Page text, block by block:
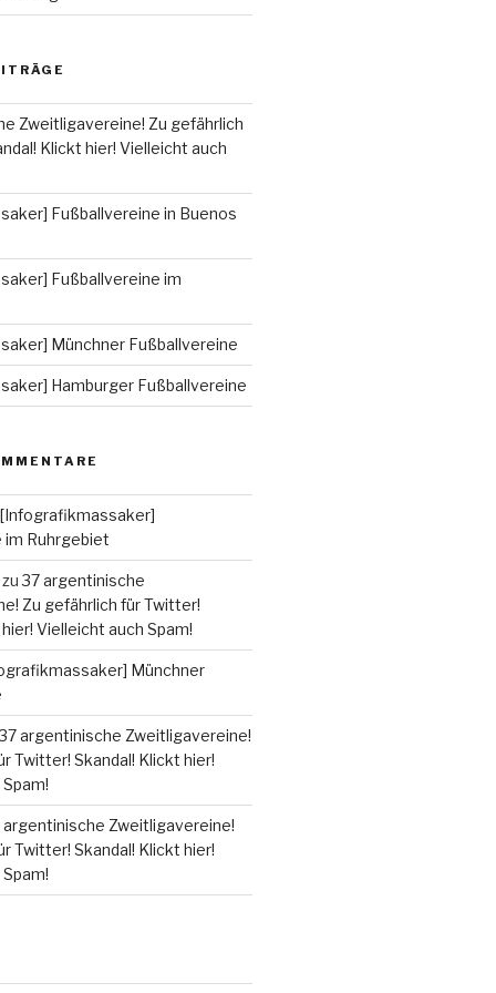
Zweitligavereine! Zu gefährlich
Klickt hier! Vielleicht auch
Fußballvereine in Buenos
Fußballvereine im
Münchner Fußballvereine
Hamburger Fußballvereine
[Infografikmassaker]
im Ruhrgebiet
37 argentinische
Zu gefährlich für Twitter!
Vielleicht auch Spam!
Münchner
argentinische Zweitligavereine!
Twitter! Skandal! Klickt hier!
argentinische Zweitligavereine!
Twitter! Skandal! Klickt hier!